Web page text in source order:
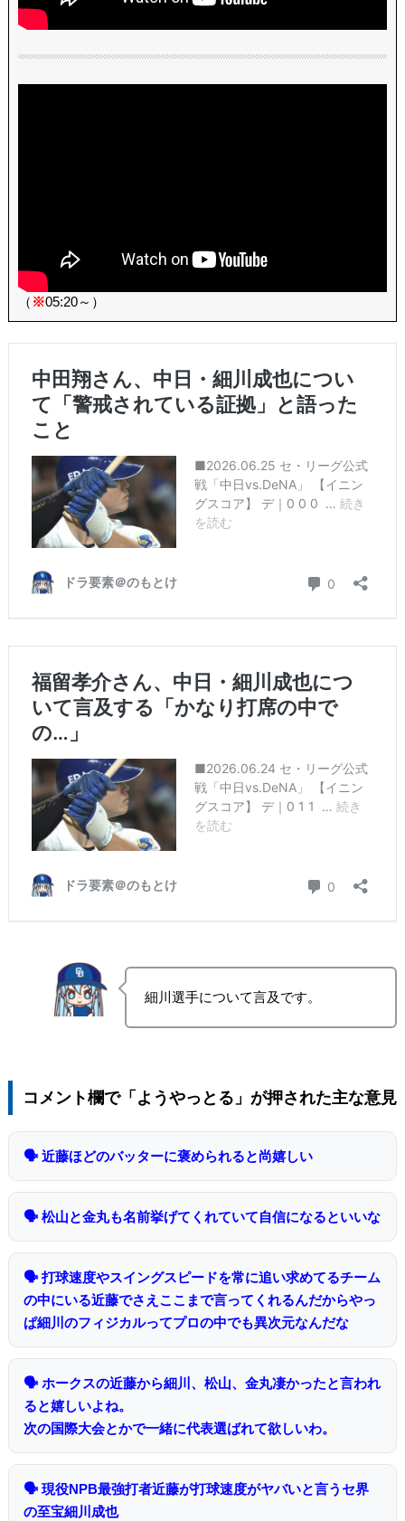
（ ※05:20～）
細川選手について言及です。
コメント欄で「ようやっとる」が押された主な意見
🗣 近藤ほどのバッターに褒められると尚嬉しい
🗣 松山と金丸も名前挙げてくれていて自信になるといいな
🗣 打球速度やスイングスピードを常に追い求めてるチーム
の中にいる近藤でさえここまで言ってくれるんだからやっ
ぱ細川のフィジカルってプロの中でも異次元なんだな
🗣 ホークスの近藤から細川、松山、金丸凄かったと言われ
ると嬉しいよね。
次の国際大会とかで一緒に代表選ばれて欲しいわ。
🗣 現役NPB最強打者近藤が打球速度がヤバいと言うセ界
の至宝細川成也